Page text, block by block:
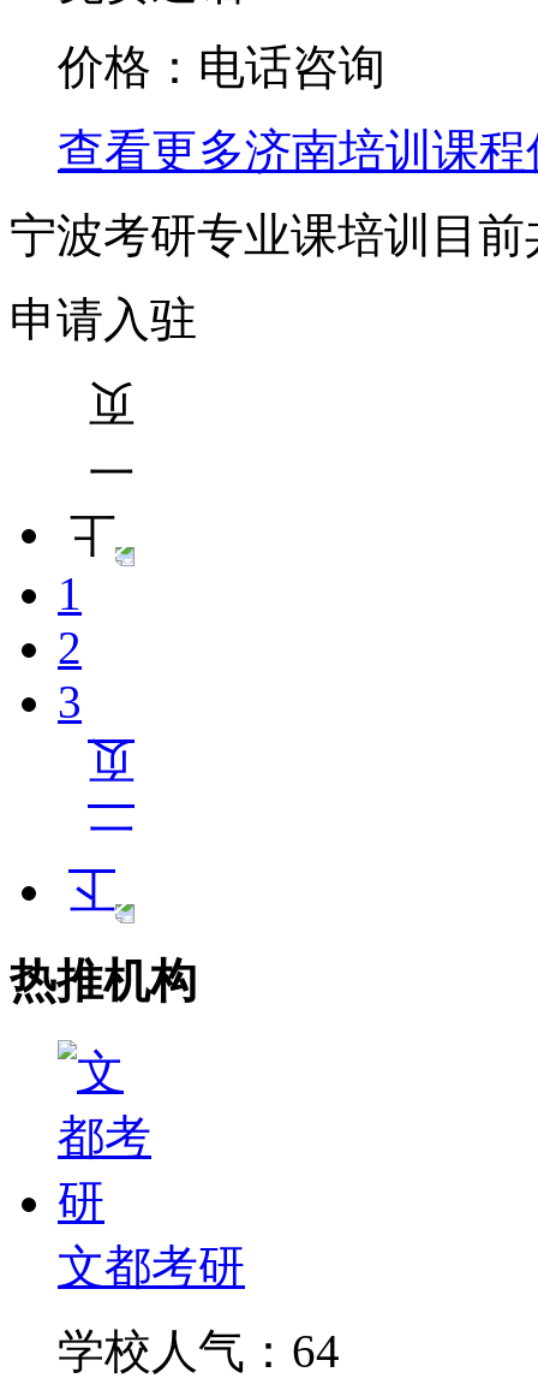
价格：电话咨询
查看更多济南培训课程
宁波考研专业课培训目
申请入驻
1
2
3
热推机构
文都考研
学校人气：64